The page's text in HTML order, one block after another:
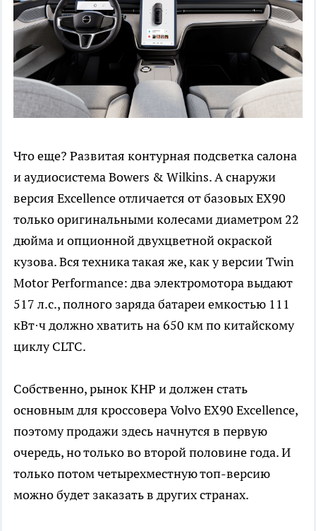
Что еще? Развитая контурная подсветка салона
и аудиосистема Bowers & Wilkins. А снаружи
версия Excellence отличается от базовых EX90
только оригинальными колесами диаметром 22
дюйма и опционной двухцветной окраской
кузова. Вся техника такая же, как у версии Twin
Motor Performance: два электромотора выдают
517 л.с., полного заряда батареи емкостью 111
кВт·ч должно хватить на 650 км по китайскому
циклу CLTC.
Собственно, рынок КНР и должен стать
основным для кроссовера Volvo EX90 Excellence,
поэтому продажи здесь начнутся в первую
очередь, но только во второй половине года. И
только потом четырехместную топ-версию
можно будет заказать в других странах.